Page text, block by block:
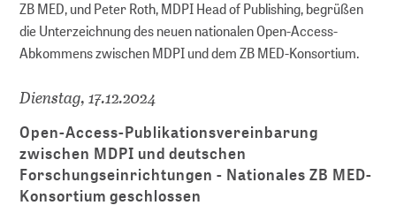
ZB MED, und Peter Roth, MDPI Head of Publishing, begrüßen
die Unterzeichnung des neuen nationalen Open-Access-
Abkommens zwischen MDPI und dem ZB MED-Konsortium.
Dienstag, 17.12.2024
Open-Access-Publikationsvereinbarung
zwischen MDPI und deutschen
Forschungseinrichtungen - Nationales ZB MED-
Konsortium geschlossen